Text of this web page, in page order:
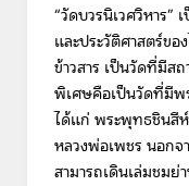
“วัดบวรนิเวศวิหาร”
และประวัติศาสตร์ข
ข้าวสาร เป็นวัดที่มีส
พิเศษคือเป็นวัดที่มีพ
ได้แก่ พระพุทธชินสี
หลวงพ่อเพชร นอกจ
สามารถเดินเล่มชม